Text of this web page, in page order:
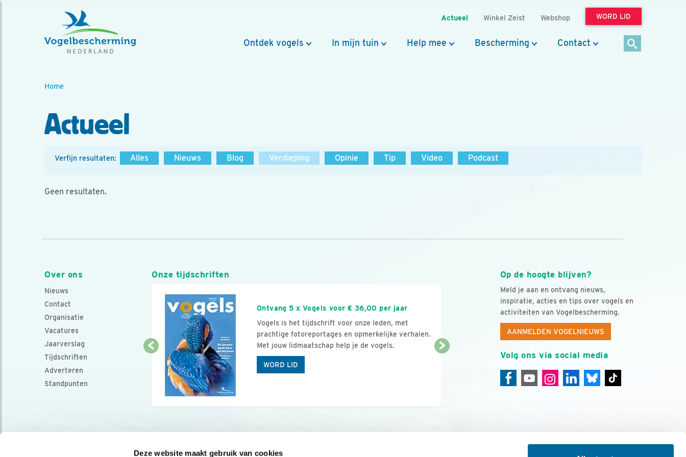
Deze website maakt gebruik van cookies
Actueel Winkel Zeist Webshop WORD LID
Ontdek vogels In mijn tuin Help mee Bescherming Contact
Home
Actueel
Verfijn resultaten: Alles Nieuws Blog Verdieping Opinie Tip Video Podcast
Geen resultaten.
Over ons
Nieuws
Contact
Organisatie
Vacatures
Jaarverslag
Tijdschriften
Adverteren
Standpunten
Op de hoogte blijven?
Meld je aan en ontvang nieuws,
inspiratie, acties en tips over vogels en
activiteiten van Vogelbescherming.
AANMELDEN VOGELNIEUWS
Volg ons via social media
Onze tijdschriften
Ontvang 5 x Vogels voor € 36,00 per jaar
Vogels is het tijdschrift voor onze leden, met
prachtige fotoreportages en opmerkelijke verhalen.
Met jouw lidmaatschap help je de vogels.
WORD LID